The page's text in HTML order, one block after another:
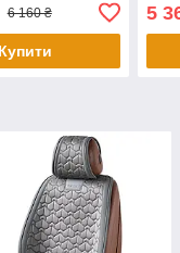
6 160 ₴
Купити
5